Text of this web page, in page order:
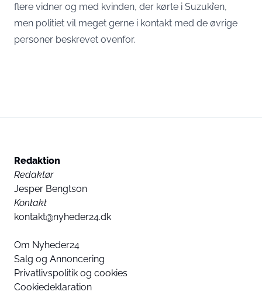
flere vidner og med kvinden, der kørte i Suzuki’en,
men politiet vil meget gerne i kontakt med de øvrige
personer beskrevet ovenfor.
Redaktion
Redaktør
Jesper Bengtson
Kontakt
kontakt@nyheder24.dk
Om Nyheder24
Salg og Annoncering
Privatlivspolitik og cookies
Cookiedeklaration